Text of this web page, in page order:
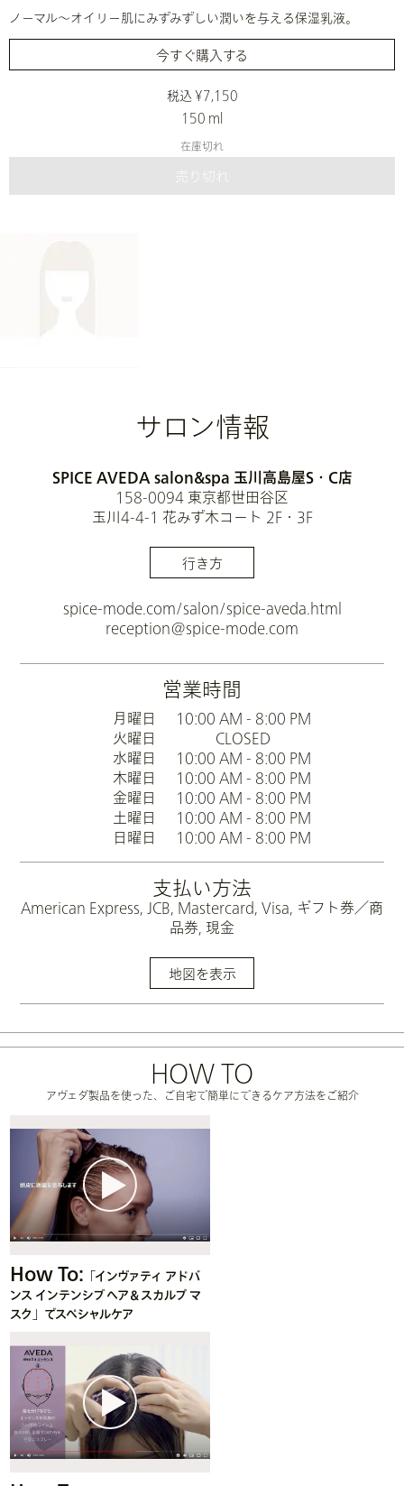
ノーマル～オイリー肌にみずみずしい潤いを与える保湿乳液。
今すぐ購入する
税込 ¥7,150
150 ml
在庫切れ
売り切れ
サロン情報
SPICE AVEDA salon&spa 玉川高島屋S・C店
158-0094 東京都世田谷区
玉川4-4-1 花みず木コート 2F・3F
行き方
spice-mode.com/salon/spice-aveda.html
reception@spice-mode.com
営業時間
月曜日
10:00 AM - 8:00 PM
火曜日
CLOSED
水曜日
10:00 AM - 8:00 PM
木曜日
10:00 AM - 8:00 PM
金曜日
10:00 AM - 8:00 PM
土曜日
10:00 AM - 8:00 PM
日曜日
10:00 AM - 8:00 PM
支払い方法
American Express, JCB, Mastercard, Visa, ギフト券／商
品券, 現金
地図を表示
HOW TO
アヴェダ製品を使った、ご自宅で簡単にできるケア方法をご紹介
How To: 「インヴァティ アドバ
ンス インテンシブ ヘア＆スカルプ マ
スク」でスペシャルケア